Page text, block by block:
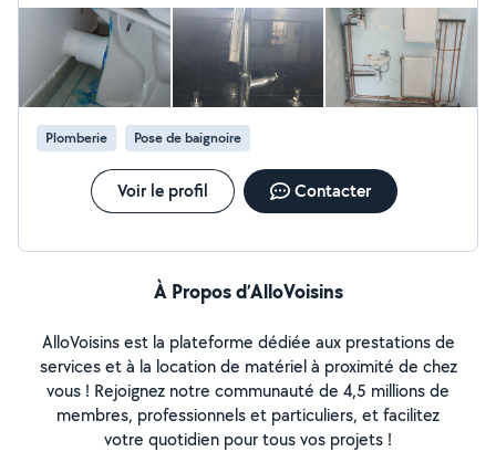
attractifs N hésitez pas à me contacter, directement
sur mon portable, car je suis sur un petit perimetre d
intervention, donc ceux qui essaye de me contacter et
pas de reponse c normal. zero -six dix neuf soixante dix
neuf zero huit soixante cinq cdt.
Plomberie Pose de baignoire
Voir le profil Contacter
À Propos d’AlloVoisins
AlloVoisins est la plateforme dédiée aux prestations de
services et à la location de matériel à proximité de chez
vous ! Rejoignez notre communauté de 4,5 millions de
membres, professionnels et particuliers, et facilitez
votre quotidien pour tous vos projets !